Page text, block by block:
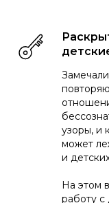
узоры, и
может
и
На этом
работу